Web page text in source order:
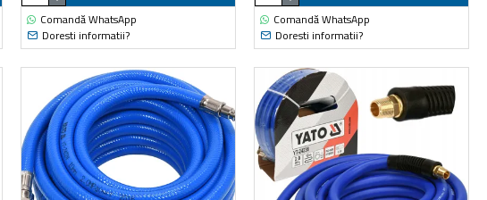
Comandă WhatsApp
Doresti informatii?
Comandă WhatsApp
Doresti informatii?